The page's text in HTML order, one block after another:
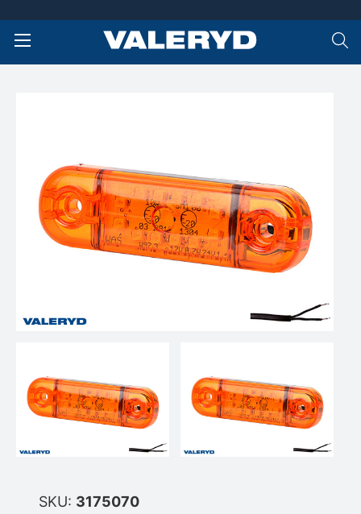
SKU: 3175070